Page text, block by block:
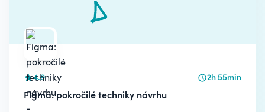
4.9 2h 55min
Figma: pokročilé techniky návrhu